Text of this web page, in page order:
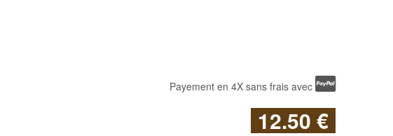
Payement en 4X sans frais avec
12.50 €